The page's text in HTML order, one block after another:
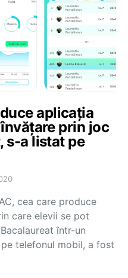
aplicația
prin joc
s-a listat pe
cea care produce
care elevii se pot
într-un
telefonul mobil, a fost